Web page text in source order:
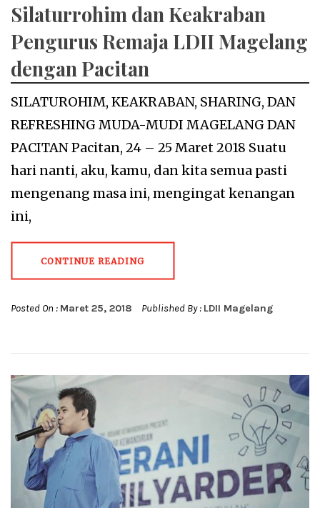
Silaturrohim dan Keakraban
Pengurus Remaja LDII Magelang
dengan Pacitan
SILATUROHIM, KEAKRABAN, SHARING, DAN
REFRESHING MUDA-MUDI MAGELANG DAN
PACITAN Pacitan, 24 – 25 Maret 2018 Suatu
hari nanti, aku, kamu, dan kita semua pasti
mengenang masa ini, mengingat kenangan
ini,
CONTINUE READING
Posted On : Maret 25, 2018 Published By : LDII Magelang